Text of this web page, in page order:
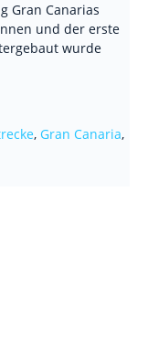
Gran Canarias
und der erste
wurde
, Gran Canaria,